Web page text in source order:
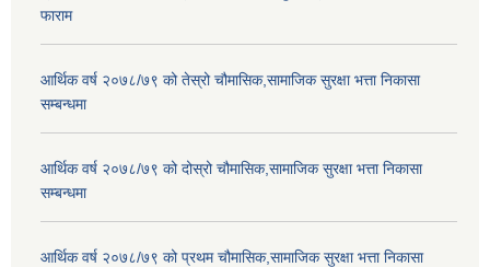
फाराम
आर्थिक वर्ष २०७८/७९ को तेस्रो चौमासिक,सामाजिक सुरक्षा भत्ता निकासा
सम्बन्धमा
आर्थिक वर्ष २०७८/७९ को दोस्रो चौमासिक,सामाजिक सुरक्षा भत्ता निकासा
सम्बन्धमा
आर्थिक वर्ष २०७८/७९ को प्रथम चौमासिक,सामाजिक सुरक्षा भत्ता निकासा